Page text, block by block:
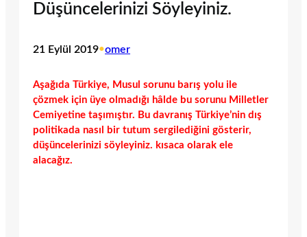
Düşüncelerinizi Söyleyiniz.
21 Eylül 2019•omer
Aşağıda Türkiye, Musul sorunu barış yolu ile
çözmek için üye olmadığı hâlde bu sorunu Milletler
Cemiyetine taşımıştır. Bu davranış Türkiye’nin dış
politikada nasıl bir tutum sergilediğini gösterir,
düşüncelerinizi söyleyiniz. kısaca olarak ele
alacağız.